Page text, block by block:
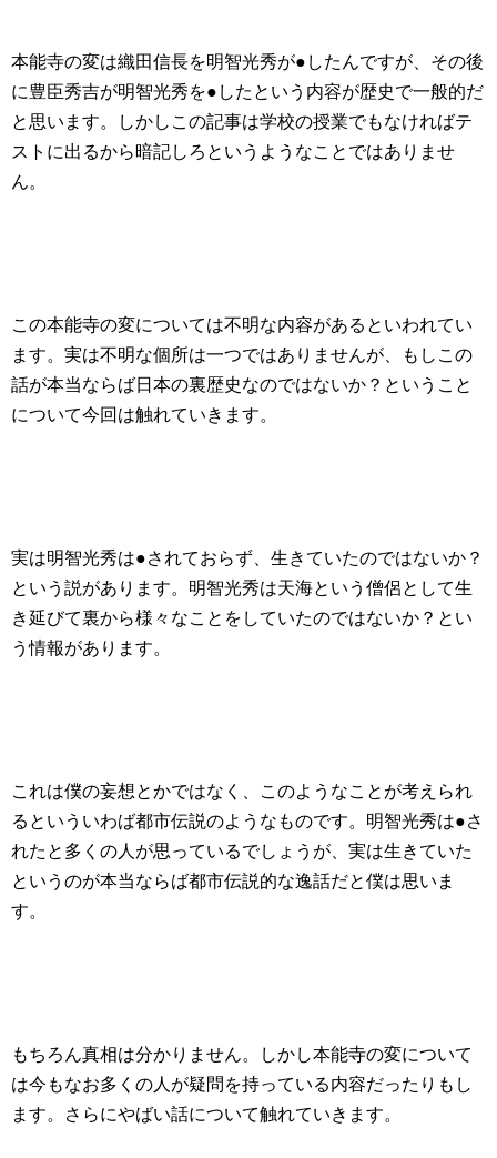
本能寺の変は織田信長を明智光秀が●したんですが、その後
に豊臣秀吉が明智光秀を●したという内容が歴史で一般的だ
と思います。しかしこの記事は学校の授業でもなければテ
ストに出るから暗記しろというようなことではありませ
ん。
この本能寺の変については不明な内容があるといわれてい
ます。実は不明な個所は一つではありませんが、もしこの
話が本当ならば日本の裏歴史なのではないか？ということ
について今回は触れていきます。
実は明智光秀は●されておらず、生きていたのではないか？
という説があります。明智光秀は天海という僧侶として生
き延びて裏から様々なことをしていたのではないか？とい
う情報があります。
これは僕の妄想とかではなく、このようなことが考えられ
るといういわば都市伝説のようなものです。明智光秀は●さ
れたと多くの人が思っているでしょうが、実は生きていた
というのが本当ならば都市伝説的な逸話だと僕は思いま
す。
もちろん真相は分かりません。しかし本能寺の変について
は今もなお多くの人が疑問を持っている内容だったりもし
ます。さらにやばい話について触れていきます。